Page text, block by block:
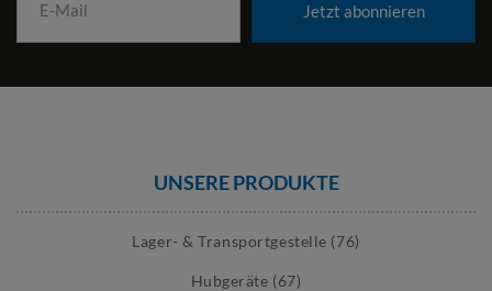
Jetzt abonnieren
UNSERE PRODUKTE
Lager- & Transportgestelle (76)
Hubgeräte (67)